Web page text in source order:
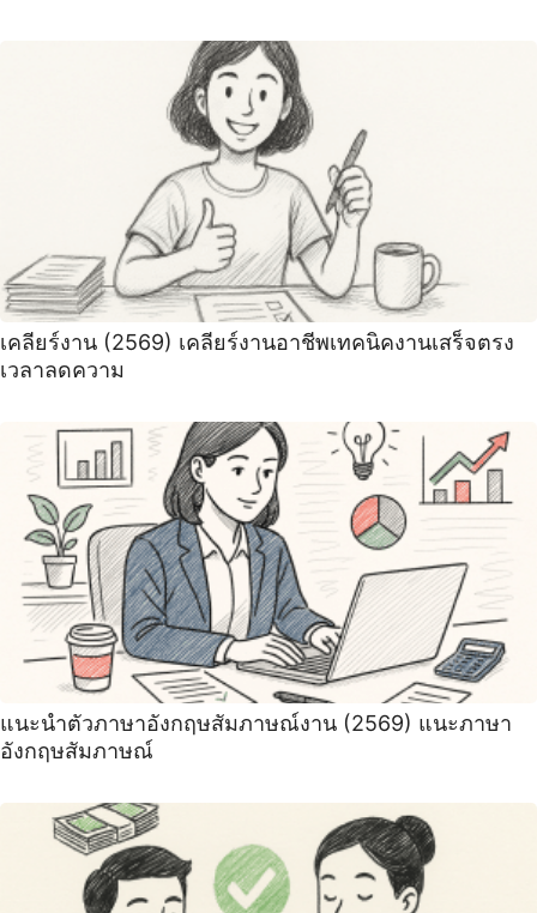
เคลียร์งาน (2569) เคลียร์งานอาชีพเทคนิคงานเสร็จตรง
เวลาลดความ
แนะนําตัวภาษาอังกฤษสัมภาษณ์งาน (2569) ‍แนะภาษา
อังกฤษสัมภาษณ์